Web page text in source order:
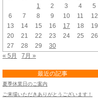
1
2 3 4
5
6
7 8 9 10 11
12
13
14 15 16 17 18
19
20
21 22 23 24 25
26
27
28 29
30
« 5月
7月 »
最近の記事
夏季休業日のご案内
ご来場いただきありがとうございます！